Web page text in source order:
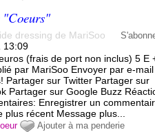
"Coeurs"
dressing de MariSoo
13:09
(frais de port non inclus) 5 E
par MariSoo Envoyer par e-mail
Partager sur Twitter Partager sur
Partager sur Google Buzz
Enregistrer un
plus récent Message plus...
Ajouter à ma penderie